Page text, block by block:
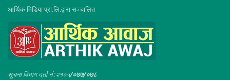
आर्थिक मिडिया प्रा.लि.द्वारा सञ्चालित
सूचना विभाग दर्ता नं :२१०५/०७७/०७८